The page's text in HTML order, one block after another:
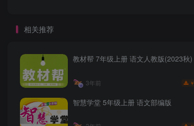
相关推荐
教材帮 7年级上册 语文人教版(2023秋)
3年前 ￥
智慧学堂 5年级上册 语文部编版